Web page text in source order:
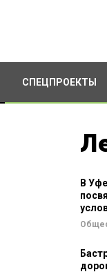
СПЕЦПРОЕКТЫ
В